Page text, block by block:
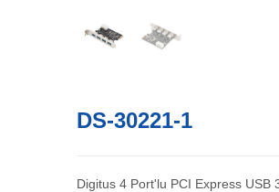
DS-30221-1
Digitus 4 Port'lu PCI Express USB